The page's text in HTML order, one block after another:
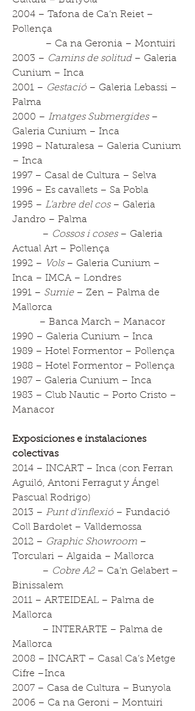
2004 – Tafona de Ca’n Reiet –
Pollença
– Ca na Geronia – Montuiri
2003 – Camins de solitud– Galeria
Cunium – Inca
2001 – Gestació– Galeria Lebassi –
Palma
2000 – Imatges Submergides–
Galeria Cunium – Inca
1998 – Naturalesa – Galeria Cunium
– Inca
1997 – Casal de Cultura – Selva
1996 – Es cavallets – Sa Pobla
1995 – L’arbre del cos– Galeria
Jandro – Palma
– Cossos i coses– Galeria
Actual Art – Pollença
1992 –
Vols– Galeria Cunium –
Inca – IMCA – Londres
1991 – Sumie– Zen – Palma de
Mallorca
– Banca March – Manacor
1990 – Galeria Cunium – Inca
1989 – Hotel Formentor – Pollença
1988 – Hotel Formentor – Pollença
1987 – Galeria Cunium – Inca
1983 – Club Nautic – Porto Cristo –
Manacor
Exposiciones e instalaciones
colectivas
2014 – INCART – Inca (con Ferran
Aguiló, Antoni Ferragut y Ángel
Pascual Rodrigo)
2013 – Punt d’inflexió– Fundació
Coll Bardolet – Valldemossa
2012 – Graphic Showroom –
Torculari – Algaida – Mallorca
– Cobre A2– Ca’n Gelabert –
Binissalem
2011 – ARTEIDEAL – Palma de
Mallorca
– INTERARTE – Palma de
Mallorca
2008 – INCART – Casal Ca’s Metge
Cifre –Inca
2007 – Casa de Cultura – Bunyola
2006 – Ca na Geroni – Montuiri